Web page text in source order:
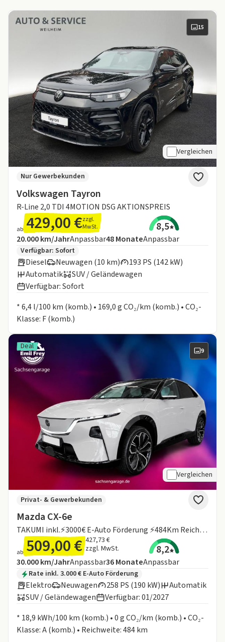
15
Vergleichen
Volkswagen Tayron
R-Line 2,0 TDI 4MOTION DSG AKTIONSPREIS
Nur Gewerbekunden
ab 429,00 €zzgl.
MwSt.
8,5
Angebotsdetails:
Inklusive Laufleistung
20.000 km/JahrAnpassbarLaufzeit
48MonateAnpassbar
Zusätzliche Fahrzeuginformationen:
Verfügbar: Sofort
Diesel Neuwagen (10 km)
193 PS (142 kW)
Automatik
SUV / Geländewagen
Verfügbar: Sofort
* 6,4 l/100 km (komb.) • 169,0 g CO₂/km (komb.) • CO₂-
Klasse: F (komb.)
9
Deal
Vergleichen
Mazda CX-6e
TAKUMI inkl.⚡3000€ E-Auto Förderung ⚡484Km Reichweite
Privat- & Gewerbekunden
ab 509,00 € 427,73 €
zzgl. MwSt.
8,2
Angebotsdetails:
Inklusive Laufleistung
30.000 km/JahrAnpassbarLaufzeit
36MonateAnpassbar
Zusätzliche Fahrzeuginformationen:
Rate inkl. 3.000 € E-Auto Förderung
Elektro Neuwagen 258 PS (190 kW)
Automatik
SUV / Geländewagen
Verfügbar: 01/2027
* 18,9 kWh/100 km (komb.) • 0 g CO₂/km (komb.) • CO₂-
Klasse: A (komb.) • Reichweite: 484 km